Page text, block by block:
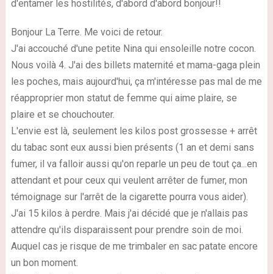
d'entamer les hostilités, d'abord d'abord bonjour!!
Bonjour La Terre. Me voici de retour.
J'ai accouché d'une petite Nina qui ensoleille notre cocon.
Nous voilà 4. J'ai des billets maternité et mama-gaga plein
les poches, mais aujourd'hui, ça m'intéresse pas mal de me
réapproprier mon statut de femme qui aime plaire, se
plaire et se chouchouter.
L'envie est là, seulement les kilos post grossesse + arrêt
du tabac sont eux aussi bien présents (1 an et demi sans
fumer, il va falloir aussi qu'on reparle un peu de tout ça...en
attendant et pour ceux qui veulent arrêter de fumer, mon
témoignage sur l'arrêt de la cigarette pourra vous aider).
J'ai 15 kilos à perdre. Mais j'ai décidé que je n'allais pas
attendre qu'ils disparaissent pour prendre soin de moi.
Auquel cas je risque de me trimbaler en sac patate encore
un bon moment.